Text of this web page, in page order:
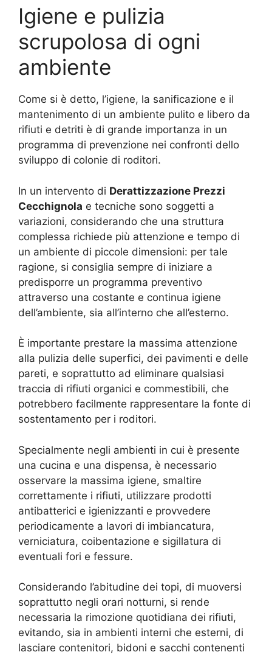
Igiene e pulizia
scrupolosa di ogni
ambiente
Come si è detto, l’igiene, la sanificazione e il
mantenimento di un ambiente pulito e libero da
rifiuti e detriti è di grande importanza in un
programma di prevenzione nei confronti dello
sviluppo di colonie di roditori.
In un intervento di Derattizzazione Prezzi
Cecchignola e tecniche sono soggetti a
variazioni, considerando che una struttura
complessa richiede più attenzione e tempo di
un ambiente di piccole dimensioni: per tale
ragione, si consiglia sempre di iniziare a
predisporre un programma preventivo
attraverso una costante e continua igiene
dell’ambiente, sia all’interno che all’esterno.
È importante prestare la massima attenzione
alla pulizia delle superfici, dei pavimenti e delle
pareti, e soprattutto ad eliminare qualsiasi
traccia di rifiuti organici e commestibili, che
potrebbero facilmente rappresentare la fonte di
sostentamento per i roditori.
Specialmente negli ambienti in cui è presente
una cucina e una dispensa, è necessario
osservare la massima igiene, smaltire
correttamente i rifiuti, utilizzare prodotti
antibatterici e igienizzanti e provvedere
periodicamente a lavori di imbiancatura,
verniciatura, coibentazione e sigillatura di
eventuali fori e fessure.
Considerando l’abitudine dei topi, di muoversi
soprattutto negli orari notturni, si rende
necessaria la rimozione quotidiana dei rifiuti,
evitando, sia in ambienti interni che esterni, di
lasciare contenitori, bidoni e sacchi contenenti